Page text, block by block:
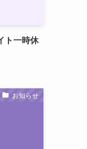
ト一時休
お知らせ